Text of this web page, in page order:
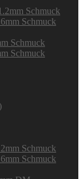
Schmuck
Schmuck
Schmuck
Schmuck
Schmuck
Schmuck